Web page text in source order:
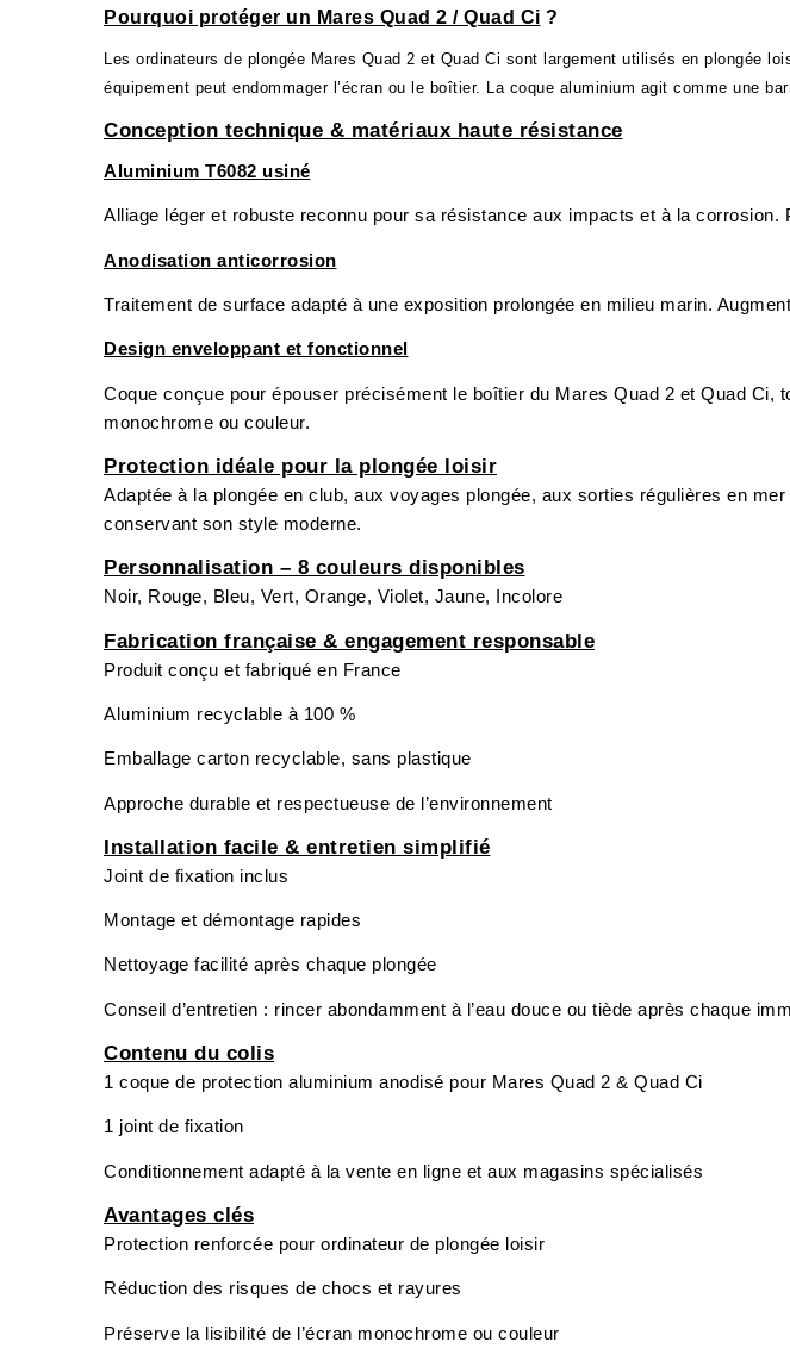
Pourquoi protéger un Mares Quad 2 / Quad Ci ?
Les ordinateurs de plongée Mares Quad 2 et Quad Ci sont largement utilisés en plongée
équipement peut endommager l’écran ou le boîtier. La coque aluminium agit comme une
Conception technique & matériaux haute résistance
Aluminium T6082 usiné
Alliage léger et robuste reconnu pour sa résistance aux impacts et à la
Anodisation anticorrosion
Traitement de surface adapté à une exposition prolongée en milieu marin.
Design enveloppant et fonctionnel
Coque conçue pour épouser précisément le boîtier du Mares Quad 2 et Quad
monochrome ou couleur.
Protection idéale pour la plongée loisir
Adaptée à la plongée en club, aux voyages plongée, aux sorties régulières en
conservant son style moderne.
Personnalisation – 8 couleurs disponibles
Noir, Rouge, Bleu, Vert, Orange, Violet, Jaune, Incolore
Fabrication française & engagement responsable
Produit conçu et fabriqué en France
Aluminium recyclable à 100 %
Emballage carton recyclable, sans plastique
Approche durable et respectueuse de l’environnement
Installation facile & entretien simplifié
Joint de fixation inclus
Montage et démontage rapides
Nettoyage facilité après chaque plongée
Conseil d’entretien : rincer abondamment à l’eau douce ou tiède après chaque
Contenu du colis
1 coque de protection aluminium anodisé pour Mares Quad 2 & Quad Ci
1 joint de fixation
Conditionnement adapté à la vente en ligne et aux magasins spécialisés
Avantages clés
Protection renforcée pour ordinateur de plongée loisir
Réduction des risques de chocs et rayures
Préserve la lisibilité de l’écran monochrome ou couleur